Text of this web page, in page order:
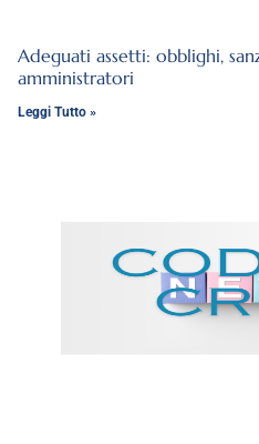
Adeguati assetti: obblighi,
amministratori
Leggi Tutto »